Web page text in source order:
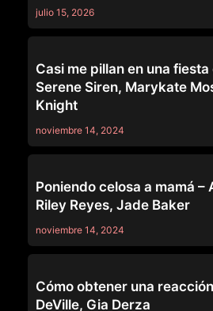
julio 15, 2026
Casi me pillan en una
Serene Siren, Marykate
Knight
noviembre 14, 2024
Poniendo celosa a mamá –
Riley Reyes, Jade Baker
noviembre 14, 2024
Cómo obtener una
DeVille, Gia Derza